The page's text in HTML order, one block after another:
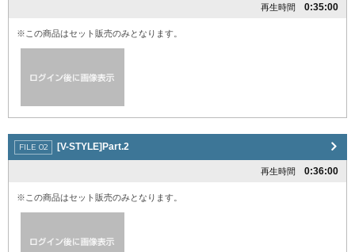
再生時間 0:35:00
※この商品はセット販売のみとなります。
[V-STYLE]Part.2
再生時間 0:36:00
※この商品はセット販売のみとなります。